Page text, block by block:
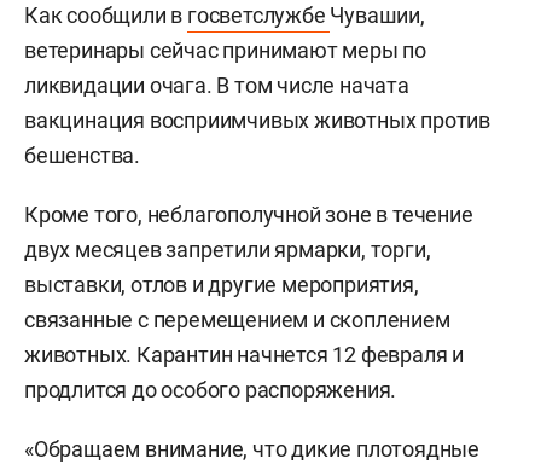
Как сообщили в госветслужбе Чувашии,
ветеринары сейчас принимают меры по
ликвидации очага. В том числе начата
вакцинация восприимчивых животных против
бешенства.
Кроме того, неблагополучной зоне в течение
двух месяцев запретили ярмарки, торги,
выставки, отлов и другие мероприятия,
связанные с перемещением и скоплением
животных. Карантин начнется 12 февраля и
продлится до особого распоряжения.
«Обращаем внимание, что дикие плотоядные